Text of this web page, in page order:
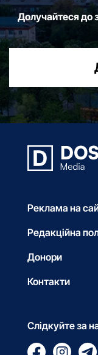
Долучайтеся до
Реклама на
Редакційна
Донори
Контакти
Слідкуйте за